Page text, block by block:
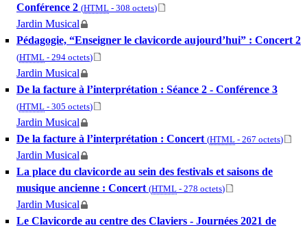
Conférence 2 (HTML - 308 octets)
Jardin Musical
Pédagogie, “Enseigner le clavicorde aujourd’hui” : Concert 2
(HTML - 294 octets)
Jardin Musical
De la facture à l’interprétation : Séance 2 - Conférence 3
(HTML - 305 octets)
Jardin Musical
De la facture à l’interprétation : Concert (HTML - 267 octets)
Jardin Musical
La place du clavicorde au sein des festivals et saisons de
musique ancienne : Concert (HTML - 278 octets)
Jardin Musical
Le Clavicorde au centre des Claviers - Journées 2021 de